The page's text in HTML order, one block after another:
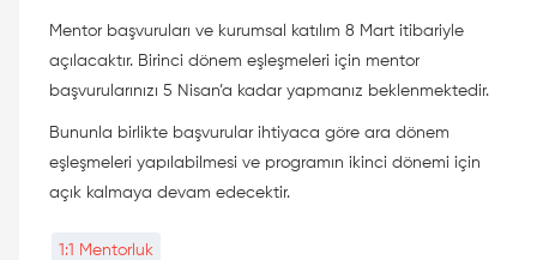
Mentor başvuruları ve kurumsal katılım 8 Mart itibariyle
açılacaktır. Birinci dönem eşleşmeleri için mentor
başvurularınızı 5 Nisan’a kadar yapmanız beklenmektedir.
Bununla birlikte başvurular ihtiyaca göre ara dönem
eşleşmeleri yapılabilmesi ve programın ikinci dönemi için
açık kalmaya devam edecektir.
1:1 Mentorluk